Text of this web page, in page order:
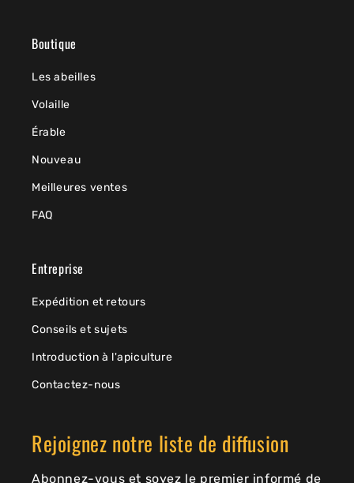
Boutique
Les abeilles
Volaille
Érable
Nouveau
Meilleures ventes
FAQ
Entreprise
Expédition et retours
Conseils et sujets
Introduction à l'apiculture
Contactez-nous
Rejoignez notre liste de diffusion
Abonnez-vous et soyez le premier informé de